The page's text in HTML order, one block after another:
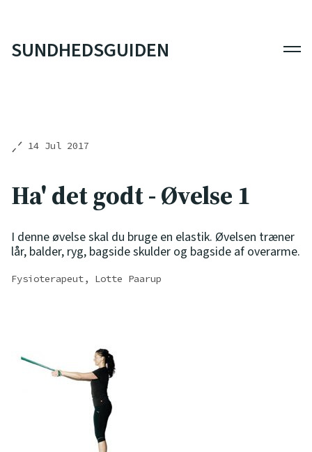
SUNDHEDSGUIDEN
14 Jul 2017
Ha' det godt - Øvelse 1
I denne øvelse skal du bruge en elastik. Øvelsen træner
lår, balder, ryg, bagside skulder og bagside af overarme.
Fysioterapeut, Lotte Paarup